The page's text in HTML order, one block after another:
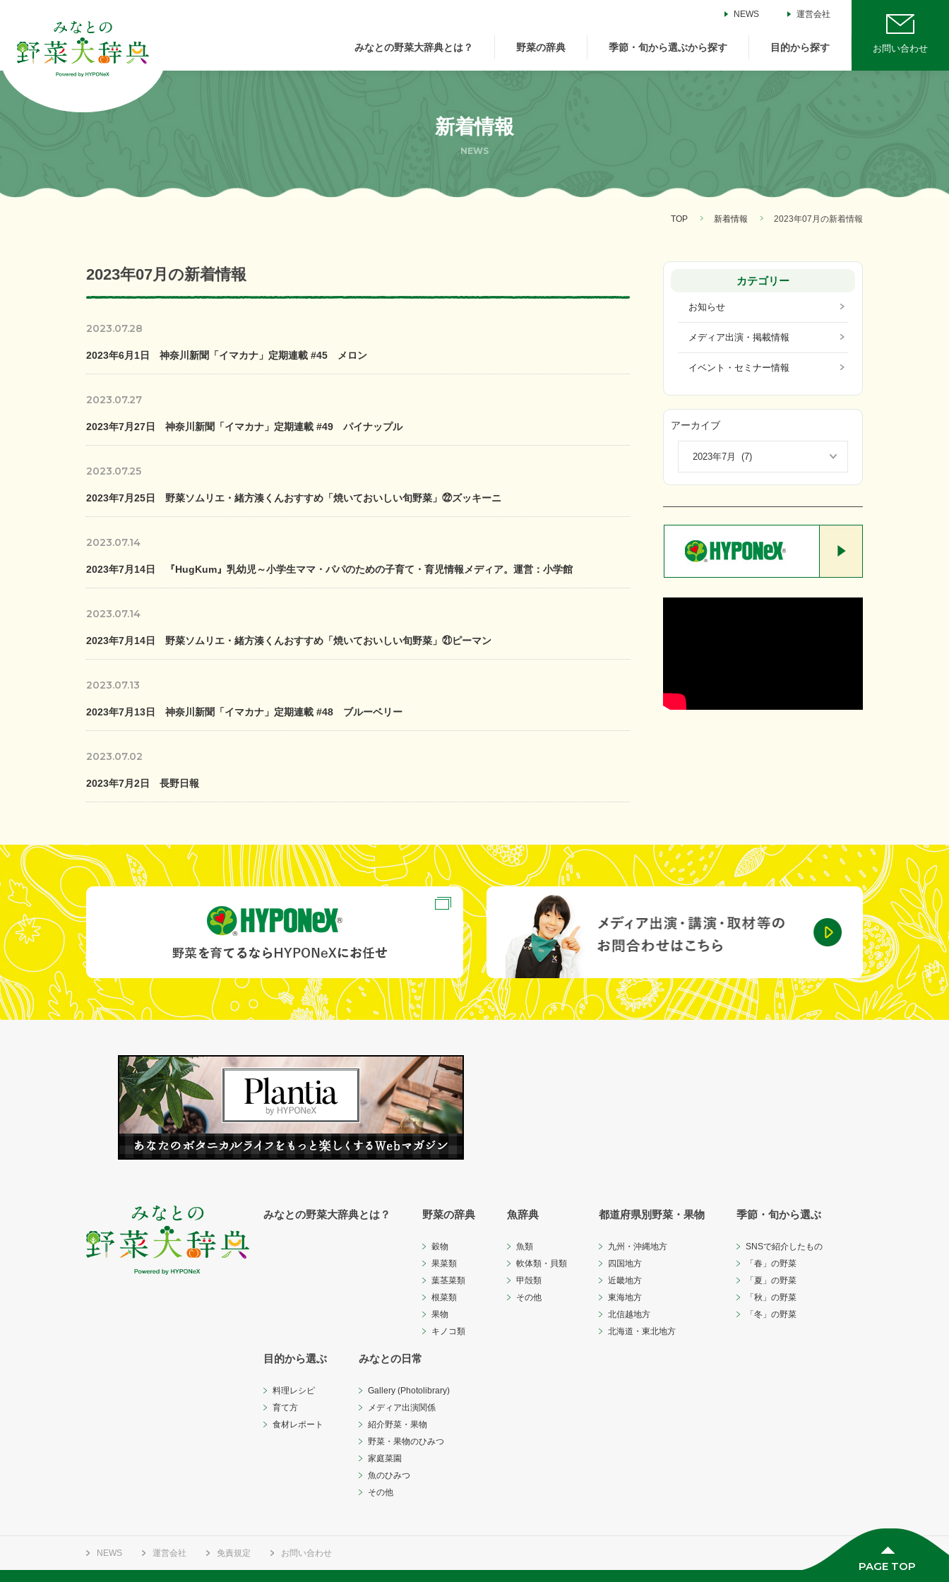
NEWS 運営会社
みなとの野菜大辞典とは？ 野菜の辞典 季節・旬から選ぶから探す 目的から探す お問い合わせ
新着情報
NEWS
TOP 新着情報 2023年07月の新着情報
2023年07月の新着情報
2023.07.28
2023年6月1日 神奈川新聞「イマカナ」定期連載 #45 メロン
2023.07.27
2023年7月27日 神奈川新聞「イマカナ」定期連載 #49 パイナップル
2023.07.25
2023年7月25日 野菜ソムリエ・緒方湊くんおすすめ「焼いておいしい旬野菜」㉒ズッキーニ
2023.07.14
2023年7月14日 『HugKum』乳幼児～小学生ママ・パパのための子育て・育児情報メディア。運営：小学館
2023.07.14
2023年7月14日 野菜ソムリエ・緒方湊くんおすすめ「焼いておいしい旬野菜」㉑ピーマン
2023.07.13
2023年7月13日 神奈川新聞「イマカナ」定期連載 #48 ブルーベリー
2023.07.02
2023年7月2日 長野日報
カテゴリー
お知らせ
メディア出演・掲載情報
イベント・セミナー情報
アーカイブ
みなとの野菜大辞典とは？ 野菜の辞典
穀物
果菜類
葉茎菜類
根菜類
果物
キノコ類
魚辞典
魚類
軟体類・貝類
甲殻類
その他
都道府県別野菜・果物
九州・沖縄地方
四国地方
近畿地方
東海地方
北信越地方
北海道・東北地方
季節・旬から選ぶ
SNSで紹介したもの
「春」の野菜
「夏」の野菜
「秋」の野菜
「冬」の野菜
目的から選ぶ
料理レシピ
育て方
食材レポート
みなとの日常
Gallery (Photolibrary)
メディア出演関係
紹介野菜・果物
野菜・果物のひみつ
家庭菜園
魚のひみつ
その他
NEWS 運営会社 免責規定 お問い合わせ
PAGE TOP